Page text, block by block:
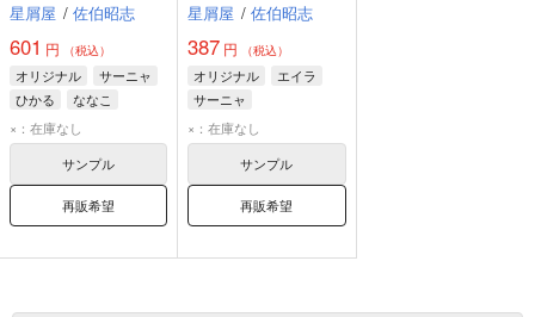
星屑屋 / 佐伯昭志
601 円 （税込）
オリジナル
サーニャ
ひかる
ななこ
×：在庫なし
サンプル
再販希望
星屑屋 / 佐伯昭志
387 円 （税込）
オリジナル
エイラ
サーニャ
×：在庫なし
サンプル
再販希望